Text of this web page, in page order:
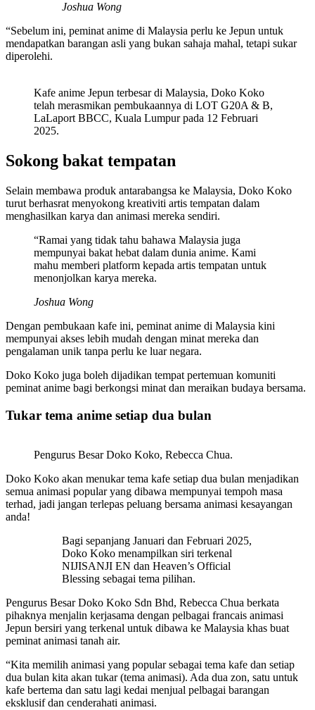
Joshua Wong
“Sebelum ini, peminat anime di Malaysia perlu ke Jepun untuk
mendapatkan barangan asli yang bukan sahaja mahal, tetapi sukar
diperolehi.
Kafe anime Jepun terbesar di Malaysia, Doko Koko
telah merasmikan pembukaannya di LOT G20A & B,
LaLaport BBCC, Kuala Lumpur pada 12 Februari
2025.
Sokong bakat tempatan
Selain membawa produk antarabangsa ke Malaysia, Doko Koko
turut berhasrat menyokong kreativiti artis tempatan dalam
menghasilkan karya dan animasi mereka sendiri.
“Ramai yang tidak tahu bahawa Malaysia juga
mempunyai bakat hebat dalam dunia anime. Kami
mahu memberi platform kepada artis tempatan untuk
menonjolkan karya mereka.
Joshua Wong
Dengan pembukaan kafe ini, peminat anime di Malaysia kini
mempunyai akses lebih mudah dengan minat mereka dan
pengalaman unik tanpa perlu ke luar negara.
Doko Koko juga boleh dijadikan tempat pertemuan komuniti
peminat anime bagi berkongsi minat dan meraikan budaya bersama.
Tukar tema anime setiap dua bulan
Pengurus Besar Doko Koko, Rebecca Chua.
Doko Koko akan menukar tema kafe setiap dua bulan menjadikan
semua animasi popular yang dibawa mempunyai tempoh masa
terhad, jadi jangan terlepas peluang bersama animasi kesayangan
anda!
Bagi sepanjang Januari dan Februari 2025,
Doko Koko menampilkan siri terkenal
NIJISANJI EN dan Heaven’s Official
Blessing sebagai tema pilihan.
Pengurus Besar Doko Koko Sdn Bhd, Rebecca Chua berkata
pihaknya menjalin kerjasama dengan pelbagai francais animasi
Jepun bersiri yang terkenal untuk dibawa ke Malaysia khas buat
peminat animasi tanah air.
“Kita memilih animasi yang popular sebagai tema kafe dan setiap
dua bulan kita akan tukar (tema animasi). Ada dua zon, satu untuk
kafe bertema dan satu lagi kedai menjual pelbagai barangan
eksklusif dan cenderahati animasi.